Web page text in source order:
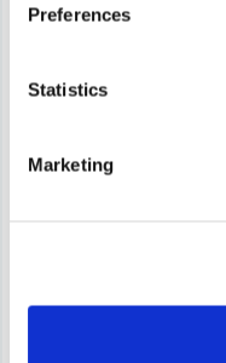
Preferences
Statistics
Marketing